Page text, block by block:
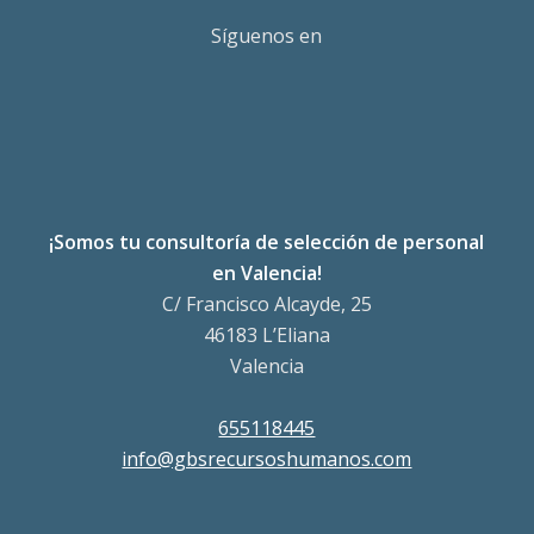
Síguenos en
¡Somos tu consultoría de selección de personal
en Valencia!
C/ Francisco Alcayde, 25
46183 L’Eliana
Valencia
655118445
info@gbsrecursoshumanos.com